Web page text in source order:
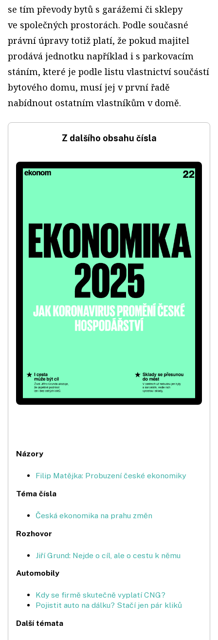
se tím převody bytů s garážemi či sklepy
ve společných prostorách. Podle současné
právní úpravy totiž platí, že pokud majitel
prodává jednotku například i s parkovacím
stáním, které je podle listu vlastnictví součástí
bytového domu, musí jej v první řadě
nabídnout ostatním vlastníkům v domě.
Z dalšího obsahu čísla
Názory
Filip Matějka: Probuzení české ekonomiky
Téma čísla
Česká ekonomika na prahu změn
Rozhovor
Jiří Grund: Nejde o cíl, ale o cestu k němu
Automobily
Kdy se firmě skutečně vyplatí CNG?
Pojistit auto na dálku? Stačí jen pár kliků
Další témata